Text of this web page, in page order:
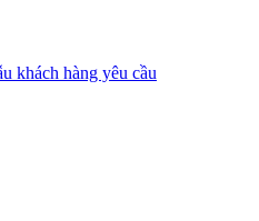
khách hàng yêu cầu